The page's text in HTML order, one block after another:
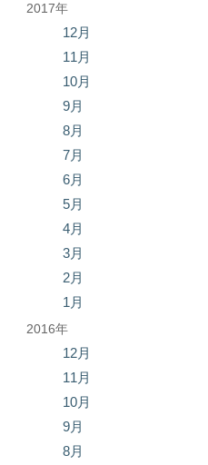
2017年
12月
11月
10月
9月
8月
7月
6月
5月
4月
3月
2月
1月
2016年
12月
11月
10月
9月
8月